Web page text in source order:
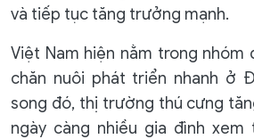
và tiếp tục tăng trưởng mạnh.
Việt Nam hiện nằm trong nhóm
chăn nuôi phát triển nhanh ở
song đó, thị trường thú cưng
ngày càng nhiều gia đình xem